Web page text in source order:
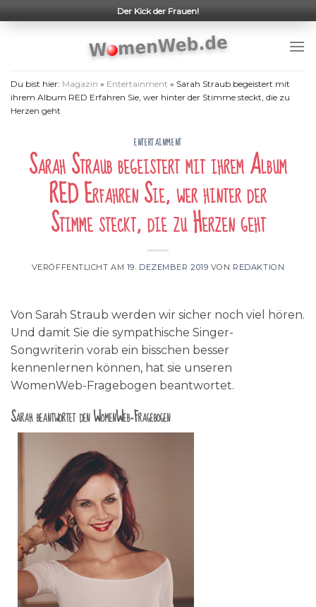
to
Der Kick der Frauen!
Du bist hier: Magazin » Entertainment » Sarah Straub begeistert mit
ihrem Album RED Erfahren Sie, wer hinter der Stimme steckt, die zu
Herzen geht
ENTERTAINMENT
Sarah Straub begeistert mit ihrem Album
RED Erfahren Sie, wer hinter der
Stimme steckt, die zu Herzen geht
VERÖFFENTLICHT AM 19. DEZEMBER 2019 VON REDAKTION
Von Sarah Straub werden wir sicher noch viel hören.
Und damit Sie die sympathische Singer-
Songwriterin vorab ein bisschen besser
kennenlernen können, hat sie unseren
WomenWeb-Fragebogen beantwortet.
Sarah beantwortet den WomenWeb-Fragebogen